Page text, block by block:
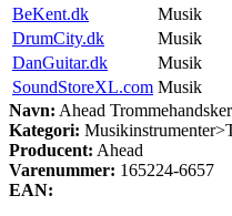
BeKent.dk
Musik
DrumCity.dk
Musik
DanGuitar.dk
Musik
SoundStoreXL.com Musik
Navn: Ahead
Kategori:
Producent: Ahead
Varenummer: 165224-6657
EAN: